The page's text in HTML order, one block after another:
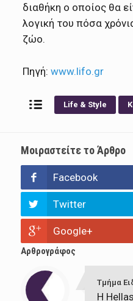
διαθήκη ο οποίος θα
λογική του πόσα
ζώο.
Πηγή:www.lifo.gr
Life & Style
Μοιραστείτε το Άρθρο
Facebook
Twitter
Google+
Αρθρογράφος
Τμήμα
Η